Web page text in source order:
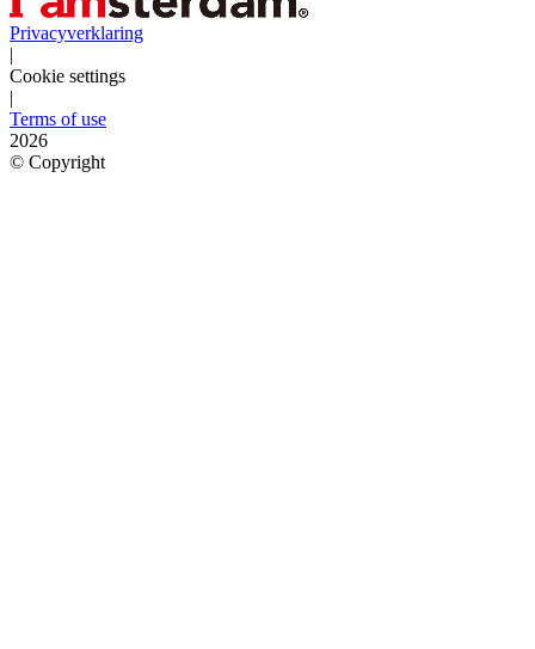
Privacyverklaring
|
Cookie settings
|
Terms of use
2026
© Copyright